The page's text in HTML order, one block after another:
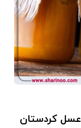
عسل کردستان